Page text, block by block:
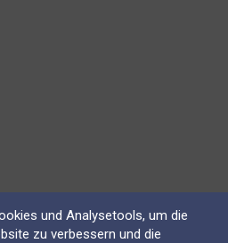
und Analysetools, um die
zu verbessern und die